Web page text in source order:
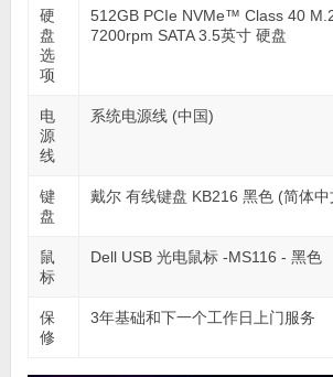
硬
盘
选
项
512GB PCIe NVMe™ Class 40
7200rpm SATA 3.5英寸 硬盘
电
源
线
系统电源线 (中国)
键
盘
戴尔 有线键盘 KB216 黑色 (简体中
鼠
标
Dell USB 光电鼠标 -MS116 - 黑色
保
修
3年基础和下一个工作日上门服务